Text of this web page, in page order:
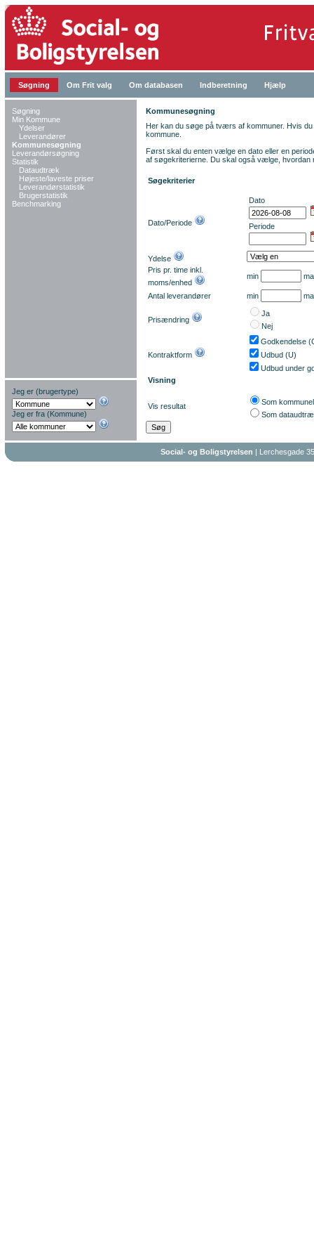
Søgning Om Frit valg Om databasen Indberetning Hjælp
Søgning
Min Kommune
Ydelser
Leverandører
Kommunesøgning
Leverandørsøgning
Statistik
Dataudtræk
Højeste/laveste priser
Leverandørstatistik
Brugerstatistik
Benchmarking
Kommunesøgning
Her kan du søge på tværs af kommuner. Hvis
kommune.
Først skal du enten vælge en dato eller en
af søgekriterierne. Du skal også vælge,
Søgekriterier
Dato/Periode
Dato
Periode
Ydelse
Pris pr. time inkl.
moms/enhed
min
Antal leverandører min
Prisændring
Ja
Nej
Kontraktform
Godkendelse
Udbud (U)
Udbud under
Visning
Vis resultat
Som
Som
Jeg er (brugertype)
Jeg er fra (Kommune)
Social- og Boligstyrelsen | Lerchesgade